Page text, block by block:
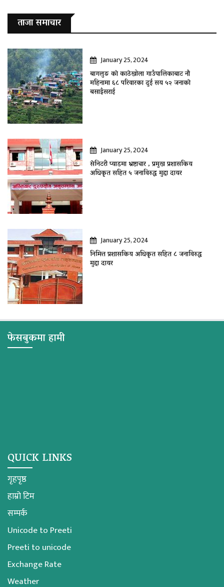
ताजा समाचार
January 25, 2024
बागलुङ काे काठेखोला गाउँपालिकाबाट नौ
महिनामा ६८ परिवारका दुई सय ५२ जनाकाे
बसाइँसराई
January 25, 2024
सेनिटरी प्याडमा भ्रष्टाचार , प्रमुख प्रशासकिय
अधिकृत सहित ५ जनाविरुद्ध मुद्दा दायर
January 25, 2024
निमित्त प्रशासकिय अधिकृत सहित ८ जनाविरुद्ध
मुद्दा दायर
फेसबुकमा हामी
QUICK LINKS
गृहपृष्ठ
हाम्रो टिम
सम्पर्क
Unicode to Preeti
Preeti to unicode
Exchange Rate
Weather